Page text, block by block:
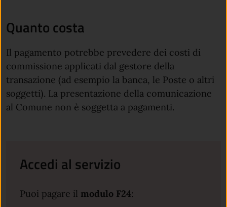
Quanto costa
Il pagamento potrebbe prevedere dei costi di
commissione applicati dal gestore della
transazione (ad esempio la banca, le Poste o altri
soggetti). La presentazione della comunicazione
al Comune non è soggetta a pagamenti.
Accedi al servizio
Puoi pagare il modulo F24: